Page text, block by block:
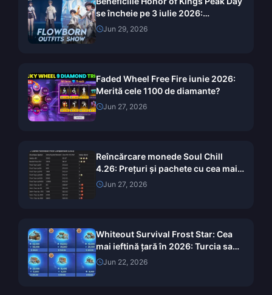
se încheie pe 3 iulie 2026:
Recompense complete și ghid de
Jun 29, 2026
Faded Wheel Free Fire iunie 2026:
Merită cele 1100 de diamante?
Jun 27, 2026
Reîncărcare monede Soul Chill
4.26: Prețuri și pachete cu cea mai
bună valoare pentru iunie 2026
Jun 27, 2026
Whiteout Survival Frost Star: Cea
mai ieftină țară în 2026: Turcia sau
Brazilia?
Jun 22, 2026